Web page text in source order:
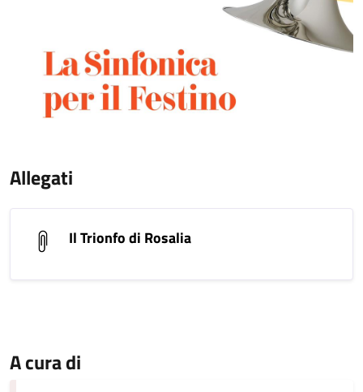
Allegati
Il Trionfo di Rosalia
A cura di